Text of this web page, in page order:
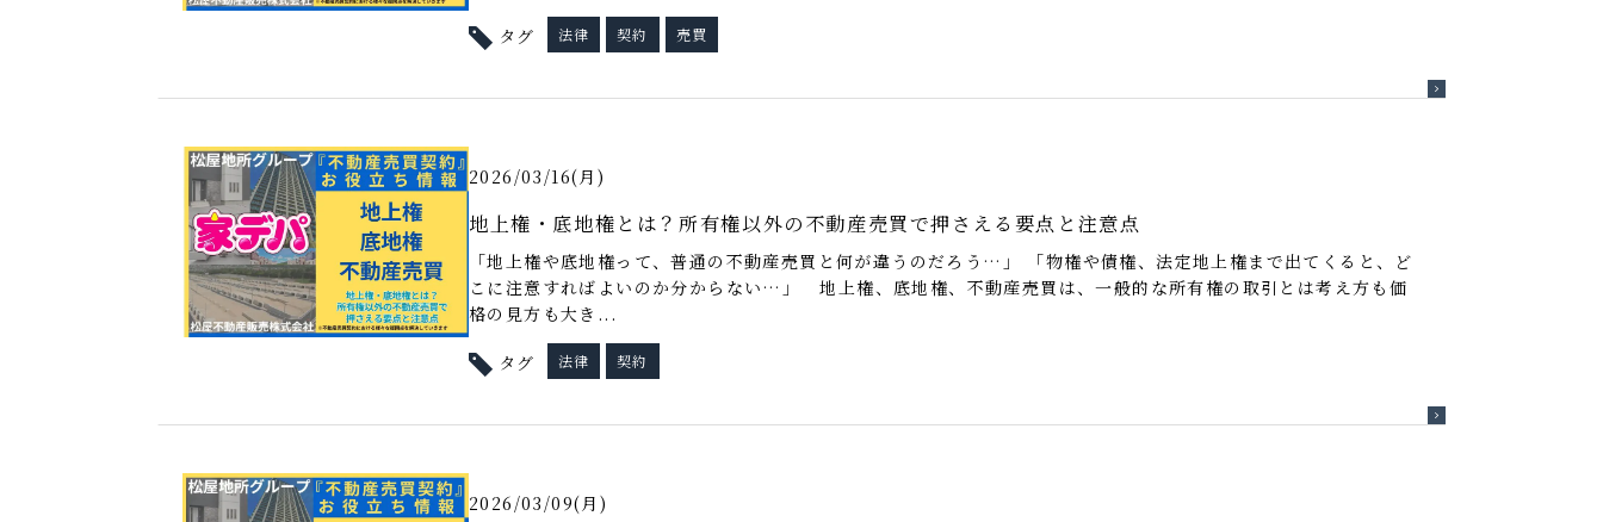
タグ 法律 契約 売買
2026/03/16(月)
地上権・底地権とは？所有権以外の不動産売買で押さえる要点と注意点
「地上権や底地権って、普通の不動産売買と何が違うのだろう…」 「物権や債権、法定地上権まで出てくると、ど
こに注意すればよいのか分からない…」 地上権、底地権、不動産売買は、一般的な所有権の取引とは考え方も価
格の見方も大き...
タグ 法律 契約
2026/03/09(月)